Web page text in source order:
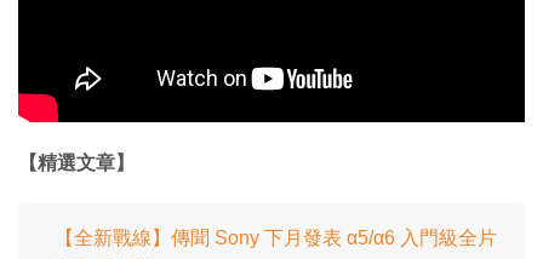
【精選文章】
【全新戰線】傳聞 Sony 下月發表 α5/α6 入門級全片